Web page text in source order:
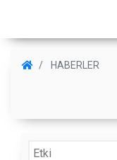
HABERLER